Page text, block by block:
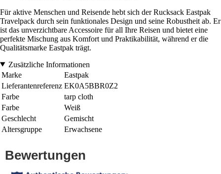
Für aktive Menschen und Reisende hebt sich der Rucksack Eastpak
Travelpack durch sein funktionales Design und seine Robustheit ab. Er
ist das unverzichtbare Accessoire für all Ihre Reisen und bietet eine
perfekte Mischung aus Komfort und Praktikabilität, während er die
Qualitätsmarke Eastpak trägt.
Zusätzliche Informationen
Marke
Eastpak
Lieferantenreferenz EK0A5BBR0Z2
Farbe
tarp cloth
Farbe
Weiß
Geschlecht
Gemischt
Altersgruppe
Erwachsene